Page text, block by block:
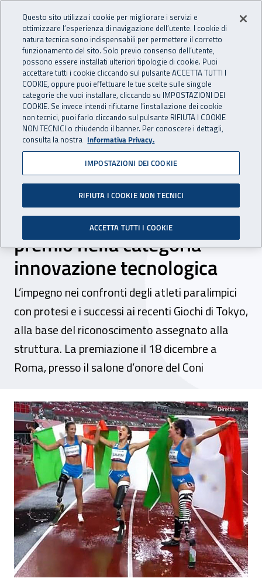
INAIL - Istituto Nazionale
Apri cerca
Navigazione principale
Navigazione - Ti trovi in:
Home Inail comunica News
13 dicembre 2021
Premio sport e cultura, gli
Oscar dello sport italiano: al
Centro protesi Inail il
premio nella categoria
innovazione tecnologica
L’impegno nei confronti degli atleti paralimpici
con protesi e i successi ai recenti Giochi di Tokyo,
alla base del riconoscimento assegnato alla
struttura. La premiazione il 18 dicembre a
Roma, presso il salone d’onore del Coni
Premio sport e cultura, gli Oscar dello
Questo sito utilizza i cookie per migliorare i servizi e
ottimizzare l’esperienza di navigazione dell’utente. I cookie di
natura tecnica sono indispensabili per permettere il corretto
funzionamento del sito. Solo previo consenso dell’utente,
possono essere installati ulteriori tipologie di cookie. Puoi
accettare tutti i cookie cliccando sul pulsante ACCETTA TUTTI I
COOKIE, oppure puoi effettuare le tue scelte sulle singole
categorie che vuoi installare, cliccando su IMPOSTAZIONI DEI
COOKIE. Se invece intendi rifiutarne l’installazione dei cookie
non tecnici, puoi farlo cliccando sul pulsante RIFIUTA I COOKIE
NON TECNICI o chiudendo il banner. Per conoscere i dettagli,
consulta la nostra Informativa Privacy.
IMPOSTAZIONI DEI COOKIE
RIFIUTA I COOKIE NON TECNICI
ACCETTA TUTTI I COOKIE